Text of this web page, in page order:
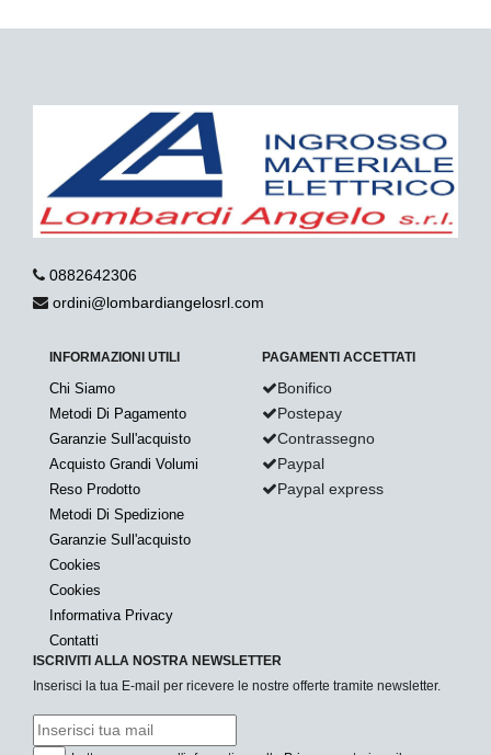
0882642306
ordini@lombardiangelosrl.com
INFORMAZIONI UTILI
Chi Siamo
Metodi Di Pagamento
Garanzie Sull'acquisto
Acquisto Grandi Volumi
Reso Prodotto
Metodi Di Spedizione
Garanzie Sull'acquisto
Cookies
Cookies
Informativa Privacy
Contatti
PAGAMENTI ACCETTATI
Bonifico
Postepay
Contrassegno
Paypal
Paypal express
ISCRIVITI ALLA NOSTRA NEWSLETTER
Inserisci la tua E-mail per ricevere le nostre offerte tramite newsletter.